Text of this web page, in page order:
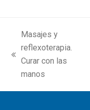
previous
post:
Masajes y
reflexoterapia.
Curar con las
manos